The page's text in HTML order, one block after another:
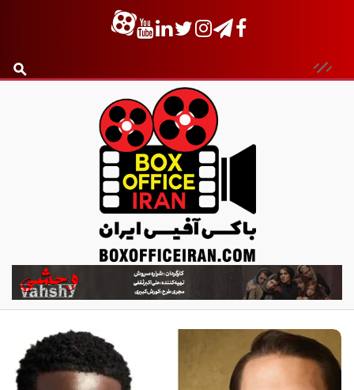
ب
ا
ک
س
آ
ف